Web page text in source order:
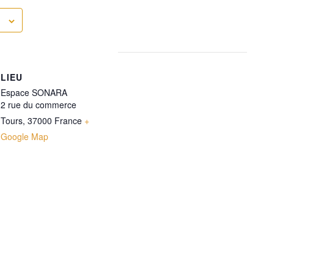
LIEU
Espace SONARA
2 rue du commerce
Tours, 37000 France +
Google Map